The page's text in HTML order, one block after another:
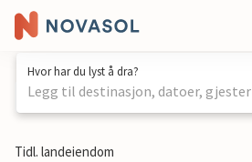
Hvor har du lyst å dra?
Legg til destinasjon, datoer, gjester
1 / 31
Tidl. landeiendom